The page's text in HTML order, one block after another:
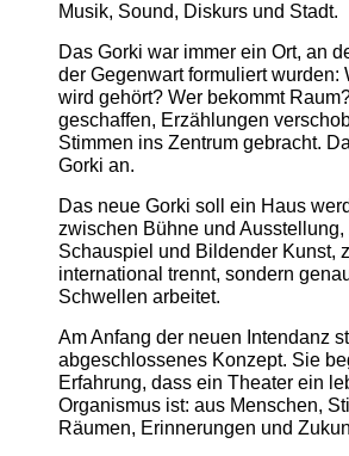
Musik, Sound, Diskurs und Stadt.
Das Gorki war immer ein Ort, an
der Gegenwart formuliert wurden:
wird gehört? Wer bekommt
geschaffen, Erzählungen
Stimmen ins Zentrum gebracht.
Gorki an.
Das neue Gorki soll ein Haus
zwischen Bühne und Ausstellung,
Schauspiel und Bildender Kunst,
international trennt, sondern
Schwellen arbeitet.
Am Anfang der neuen Intendanz
abgeschlossenes Konzept. Sie
Erfahrung, dass ein Theater ein
Organismus ist: aus Menschen,
Räumen, Erinnerungen und